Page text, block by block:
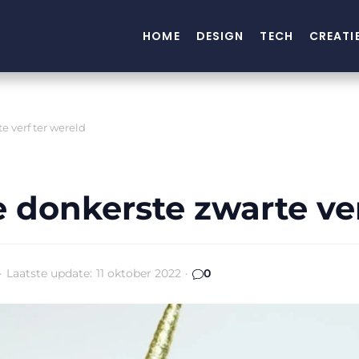
HOME DESIGN TECH
verf ter wereld
donkerste zwarte
· Laatste update: 11 oktober 2022 · 0